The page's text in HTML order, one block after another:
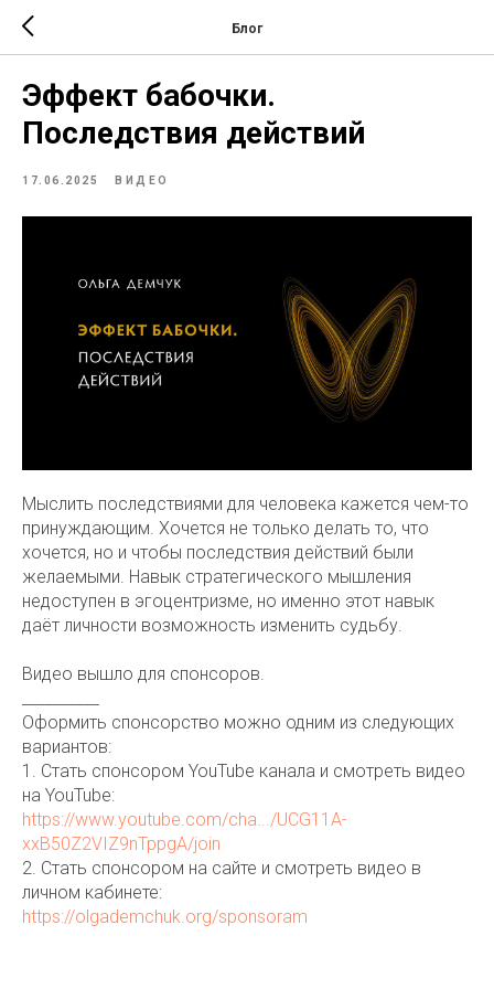
Блог
Эффект бабочки.
Последствия действий
17.06.2025 ВИДЕО
Мыслить последствиями для человека кажется чем-то
принуждающим. Хочется не только делать то, что
хочется, но и чтобы последствия действий были
желаемыми. Навык стратегического мышления
недоступен в эгоцентризме, но именно этот навык
даёт личности возможность изменить судьбу.
Видео вышло для спонсоров.
Оформить спонсорство можно одним из следующих
вариантов:
1. Стать спонсором YouTube канала и смотреть видео
на YouTube:
https://www.youtube.com/cha.../UCG11A-
xxB50Z2VIZ9nTppgA/join
2. Стать спонсором на сайте и смотреть видео в
личном кабинете:
https://olgademchuk.org/sponsoram